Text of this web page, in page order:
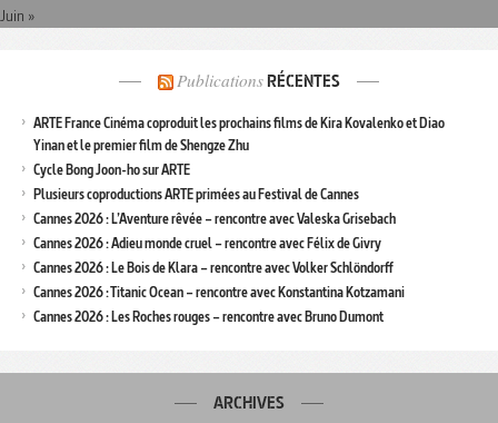
Juin »
Publications RÉCENTES
ARTE France Cinéma coproduit les prochains films de Kira Kovalenko et Diao
Yinan et le premier film de Shengze Zhu
Cycle Bong Joon-ho sur ARTE
Plusieurs coproductions ARTE primées au Festival de Cannes
Cannes 2026 : L’Aventure rêvée – rencontre avec Valeska Grisebach
Cannes 2026 : Adieu monde cruel – rencontre avec Félix de Givry
Cannes 2026 : Le Bois de Klara – rencontre avec Volker Schlöndorff
Cannes 2026 : Titanic Ocean – rencontre avec Konstantina Kotzamani
Cannes 2026 : Les Roches rouges – rencontre avec Bruno Dumont
ARCHIVES